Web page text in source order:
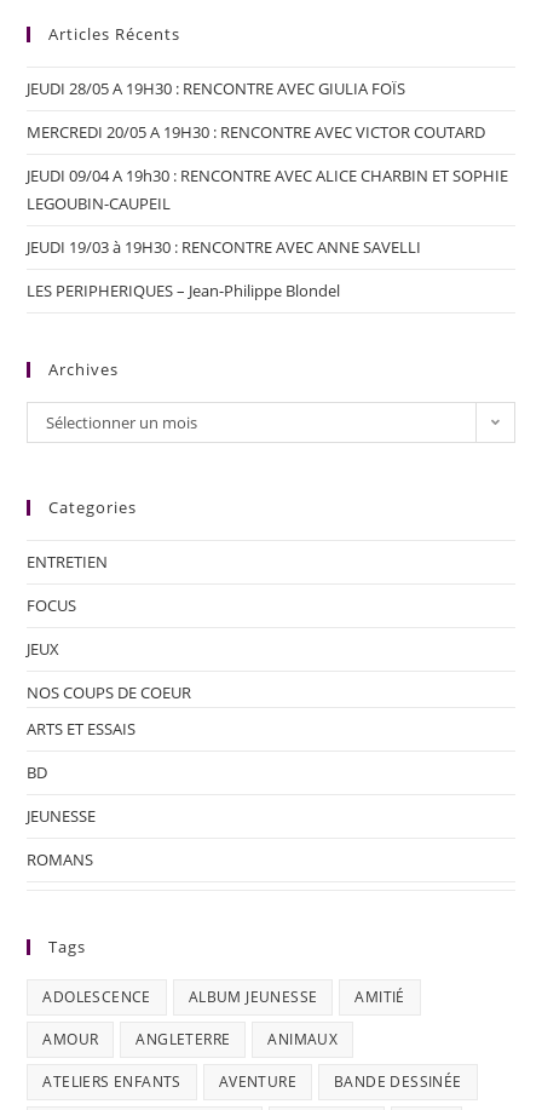
Articles Récents
JEUDI 28/05 A 19H30 : RENCONTRE AVEC GIULIA FOÏS
MERCREDI 20/05 A 19H30 : RENCONTRE AVEC VICTOR COUTARD
JEUDI 09/04 A 19h30 : RENCONTRE AVEC ALICE CHARBIN ET SOPHIE
LEGOUBIN-CAUPEIL
JEUDI 19/03 à 19H30 : RENCONTRE AVEC ANNE SAVELLI
LES PERIPHERIQUES – Jean-Philippe Blondel
Archives
Sélectionner un mois
Categories
ENTRETIEN
FOCUS
JEUX
NOS COUPS DE COEUR
ARTS ET ESSAIS
BD
JEUNESSE
ROMANS
Tags
ADOLESCENCE ALBUM JEUNESSE AMITIÉ
AMOUR ANGLETERRE ANIMAUX
ATELIERS ENFANTS AVENTURE BANDE DESSINÉE